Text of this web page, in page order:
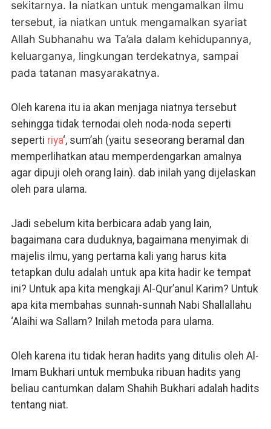
sekitarnya. Ia niatkan untuk mengamalkan ilmu
tersebut, ia niatkan untuk mengamalkan syariat
Allah Subhanahu wa Ta’ala dalam kehidupannya,
keluarganya, lingkungan terdekatnya, sampai
pada tatanan masyarakatnya.
Oleh karena itu ia akan menjaga niatnya tersebut
sehingga tidak ternodai oleh noda-noda seperti
seperti riya‘, sum’ah (yaitu seseorang beramal dan
memperlihatkan atau memperdengarkan amalnya
agar dipuji oleh orang lain). dab inilah yang dijelaskan
oleh para ulama.
Jadi sebelum kita berbicara adab yang lain,
bagaimana cara duduknya, bagaimana menyimak di
majelis ilmu, yang pertama kali yang harus kita
tetapkan dulu adalah untuk apa kita hadir ke tempat
ini? Untuk apa kita mengkaji Al-Qur’anul Karim? Untuk
apa kita membahas sunnah-sunnah Nabi Shallallahu
‘Alaihi wa Sallam? Inilah metoda para ulama.
Oleh karena itu tidak heran hadits yang ditulis oleh Al-
Imam Bukhari untuk membuka ribuan hadits yang
beliau cantumkan dalam Shahih Bukhari adalah hadits
tentang niat.